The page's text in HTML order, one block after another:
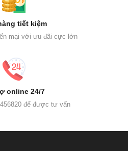
tiết kiệm
mại với ưu đãi cực lớn
online 24/7
để được tư vấn